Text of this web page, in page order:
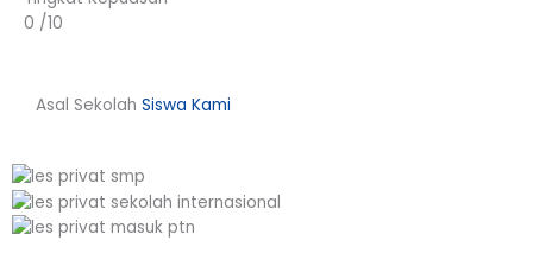
0 /10
Asal Sekolah Siswa Kami